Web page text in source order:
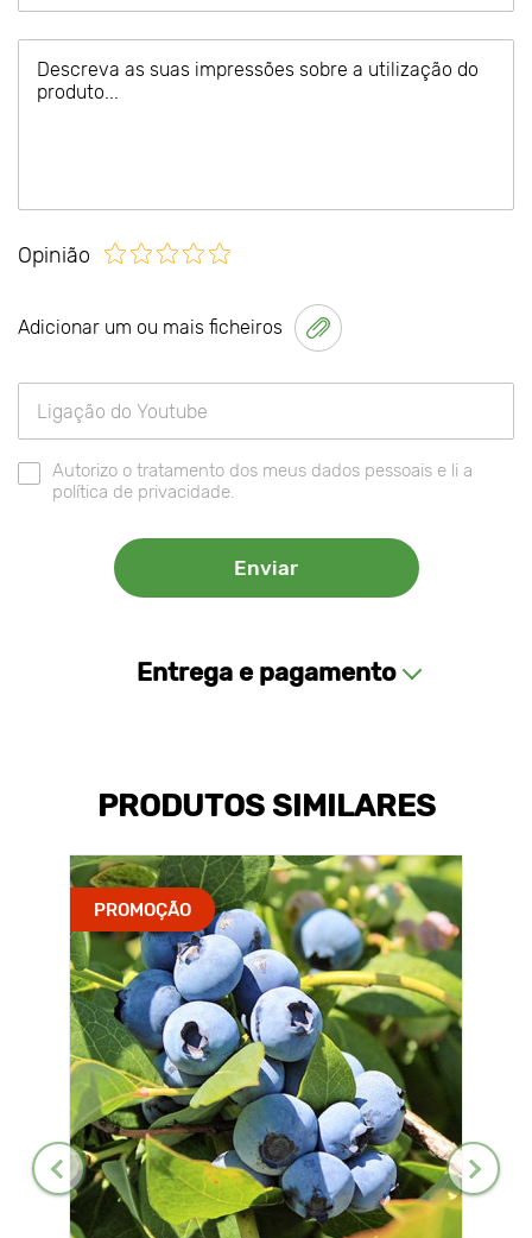
Opinião
Adicionar um ou mais ficheiros
Autorizo o tratamento dos meus dados pessoais e li a
política de privacidade.
Entrega e pagamento
PRODUTOS SIMILARES
PROMOÇÃO